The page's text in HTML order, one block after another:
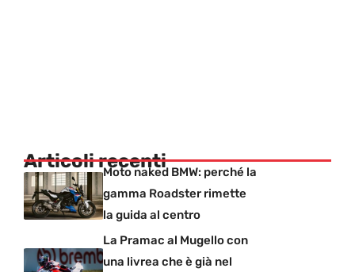
Articoli recentiMoto naked BMW: perché la
gamma Roadster rimette
la guida al centro
La Pramac al Mugello con
una livrea che è già nel